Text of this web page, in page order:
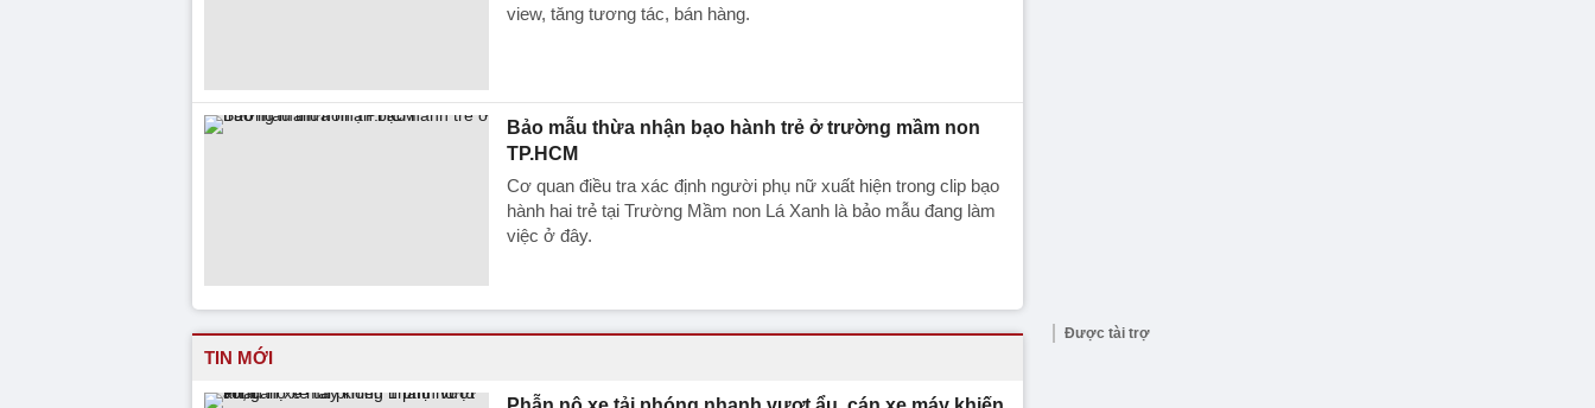
view, tăng tương tác, bán hàng.
Bảo mẫu thừa nhận bạo hành trẻ ở trường mầm non
TP.HCM
Cơ quan điều tra xác định người phụ nữ xuất hiện trong clip bạo
hành hai trẻ tại Trường Mầm non Lá Xanh là bảo mẫu đang làm
việc ở đây.
TIN MỚI
Được tài trợ